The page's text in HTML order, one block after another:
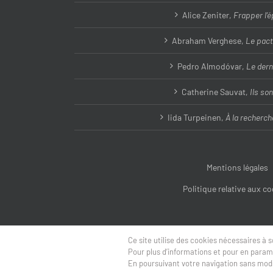
Alice Zeniter, Frapper
Abraham Verghese, Le
Pedro Almodóvar, Le
Catherine Sauvat, Ils
Iida Turpeinen, À la
Mentions légales
Politique relative aux
Site ©
Ce site utilise des cookies nécessaires à
Pour plus d’informations et pour en
En poursuivant votre navigation sans